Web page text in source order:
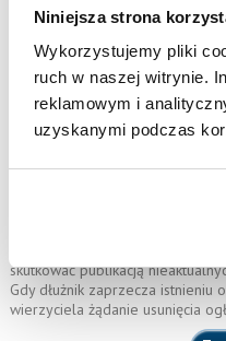
Niniejsza strona
Wykorzystujemy pliki
ruch w naszej witrynie.
reklamowym i
uzyskanymi podczas
Piotr Jerzy
IZBA ADWOKACKA
Miejscowość:
skutkować publikacją
Gdy dłużnik zaprzecza istnieniu
wierzyciela żądanie usunięcia